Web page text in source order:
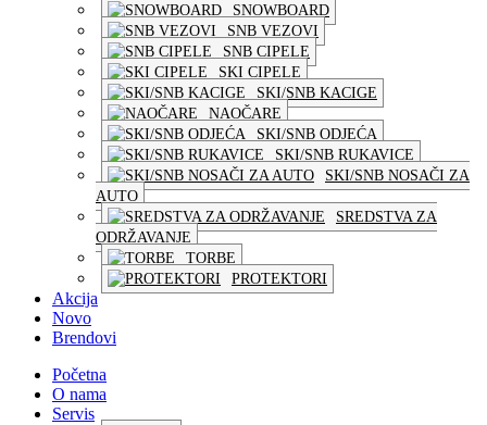
SNOWBOARD
SNB VEZOVI
SNB CIPELE
SKI CIPELE
SKI/SNB KACIGE
NAOČARE
SKI/SNB ODJEĆA
SKI/SNB RUKAVICE
SKI/SNB NOSAČI ZA
AUTO
SREDSTVA ZA
ODRŽAVANJE
TORBE
PROTEKTORI
Akcija
Novo
Brendovi
Početna
O nama
Servis